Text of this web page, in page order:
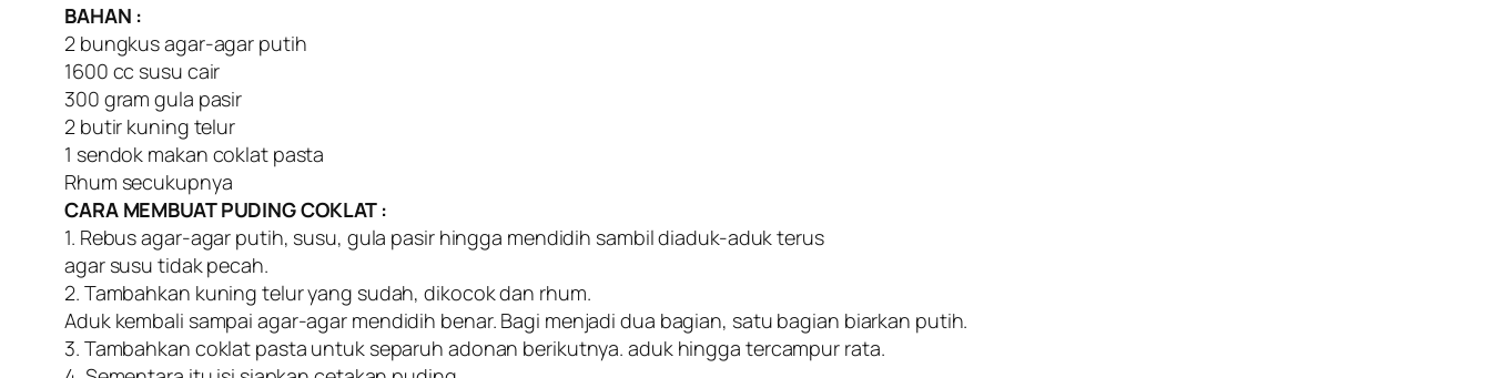
BAHAN :
2 bungkus agar-agar putih
1600 cc susu cair
300 gram gula pasir
2 butir kuning telur
1 sendok makan coklat pasta
Rhum secukupnya
CARA MEMBUAT PUDING COKLAT :
1. Rebus agar-agar putih, susu, gula pasir hingga mendidih sambil diaduk-aduk terus
agar susu tidak pecah.
2. Tambahkan kuning telur yang sudah, dikocok dan rhum.
Aduk kembali sampai agar-agar mendidih benar. Bagi menjadi dua bagian, satu bagian biarkan putih.
3. Tambahkan coklat pasta untuk separuh adonan berikutnya. aduk hingga tercampur rata.